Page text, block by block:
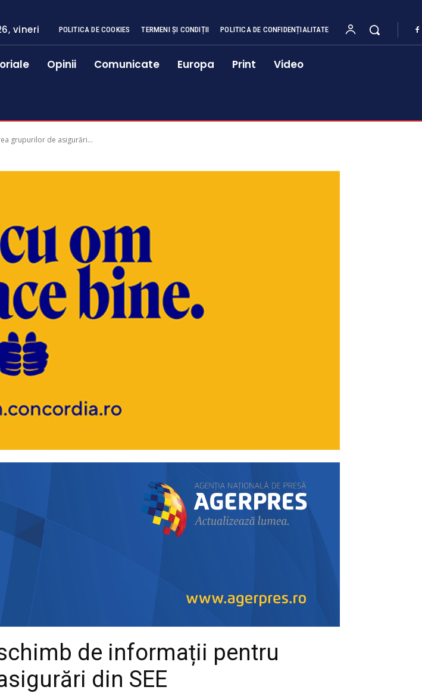
vineri POLITICA DE COOKIES TERMENI ȘI CONDIȚII POLITICA DE CONFIDENȚIALITATE
Opinii Comunicate Europa Print Video
grupurilor de asigurări...
de informații pentru
din SEE